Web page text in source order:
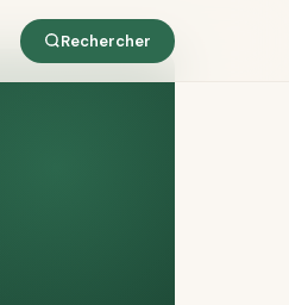
Rechercher